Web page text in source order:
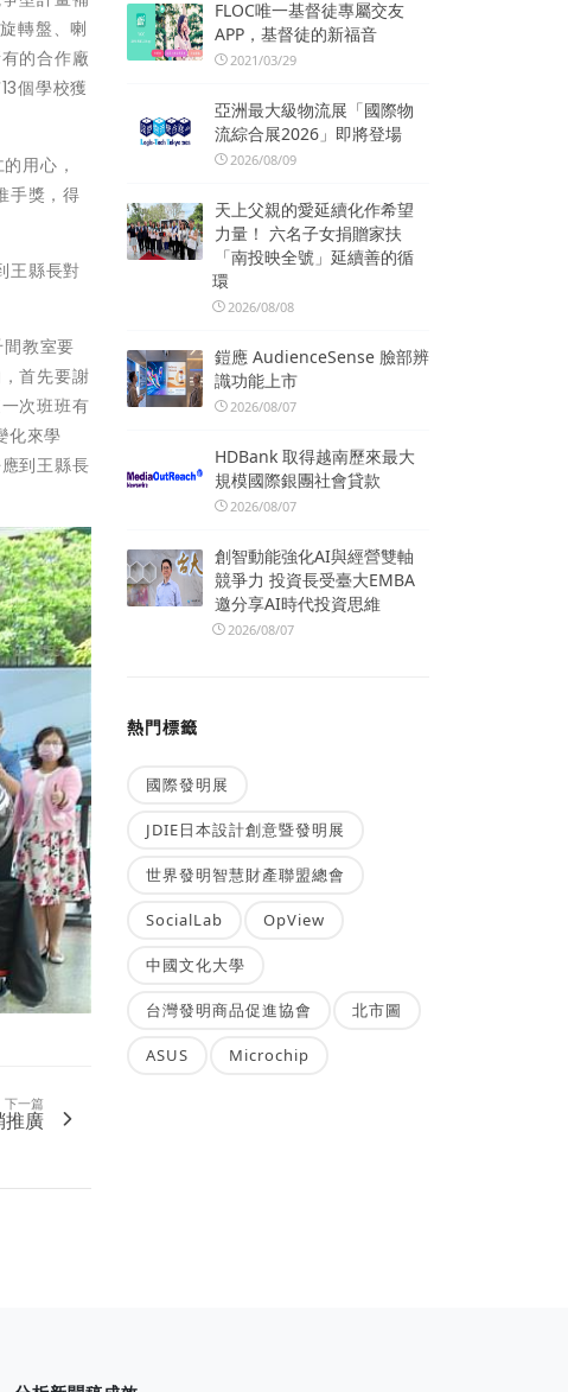
轉盤、喇
的合作廠
個學校獲
用心，
手獎，得
王縣長對
教室要
首先要謝
次班班有
化來學
到王縣長
下一篇
推廣
FLOC唯一基督徒專屬交友
APP，基督徒的新福音
2021/03/29
亞洲最大級物流展「國際物
流綜合展2026」即將登場
2026/08/09
天上父親的愛延續化作希望
力量！ 六名子女捐贈家扶
「南投映全號」延續善的循
環
2026/08/08
鎧應 AudienceSense 臉部辨
識功能上市
2026/08/07
HDBank 取得越南歷來最大
規模國際銀團社會貸款
2026/08/07
創智動能強化AI與經營雙軸
競爭力 投資長受臺大EMBA
邀分享AI時代投資思維
2026/08/07
熱門標籤
國際發明展
JDIE日本設計創意暨發明展
世界發明智慧財產聯盟總會
SocialLab OpView
中國文化大學
台灣發明商品促進協會 北市圖
ASUS Microchip